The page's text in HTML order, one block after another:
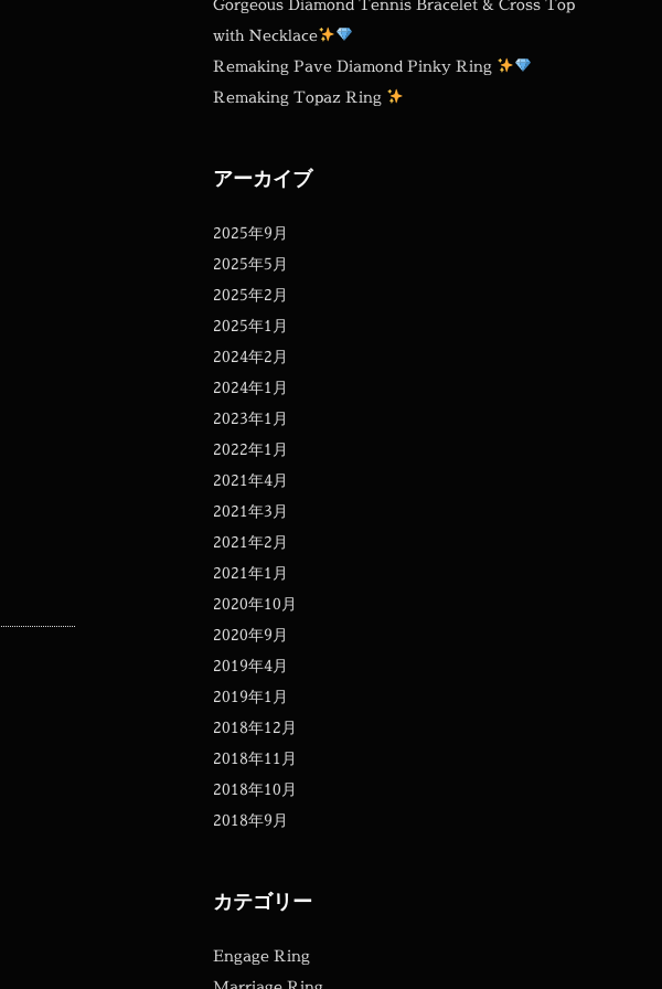
with Necklace
Remaking Pave Diamond Pinky Ring
Remaking Topaz Ring
アーカイブ
2025年9月
2025年5月
2025年2月
2025年1月
2024年2月
2024年1月
2023年1月
2022年1月
2021年4月
2021年3月
2021年2月
2021年1月
2020年10月
2020年9月
2019年4月
2019年1月
2018年12月
2018年11月
2018年10月
2018年9月
カテゴリー
Engage Ring